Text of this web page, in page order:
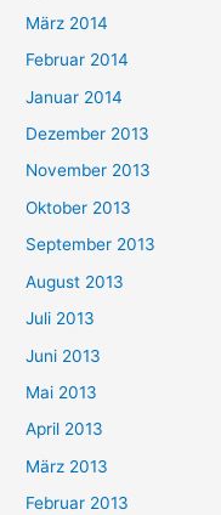
März 2014
Februar 2014
Januar 2014
Dezember 2013
November 2013
Oktober 2013
September 2013
August 2013
Juli 2013
Juni 2013
Mai 2013
April 2013
März 2013
Februar 2013